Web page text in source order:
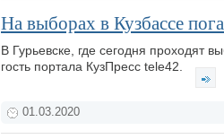
На выборах в Кузбассе
В Гурьевске, где сегодня проходят
гость портала КузПресс tele42.
01.03.2020